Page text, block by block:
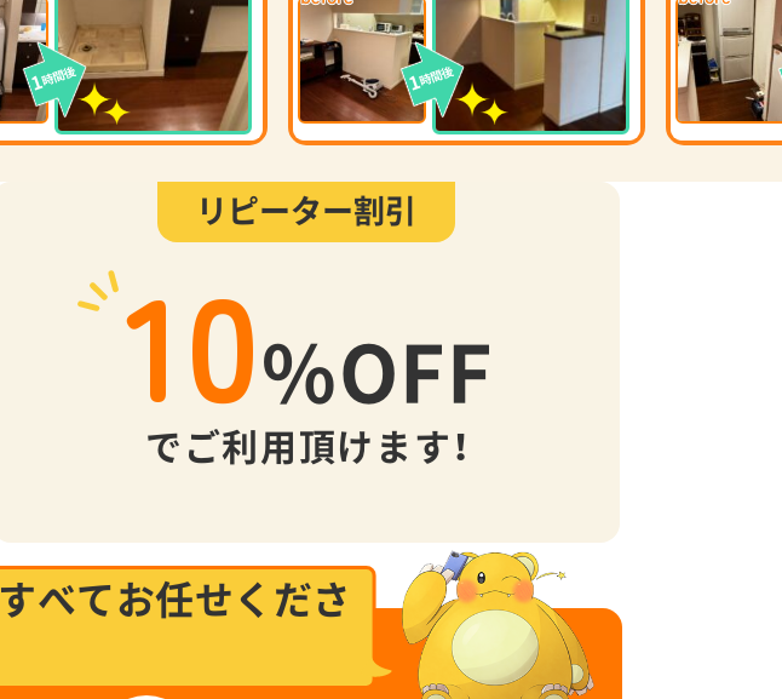
1時間後 1時間後
リピーター割引
10%OFF
でご利用頂けます！
すべてお任せくださ